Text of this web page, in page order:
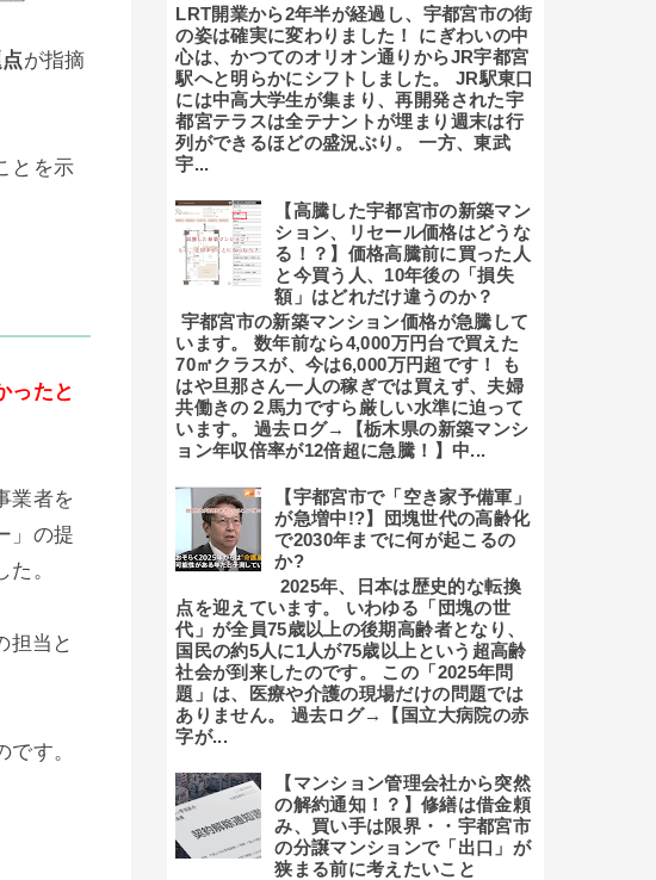
が指摘
とを示
ったと
業者を
」の提
。
担当と
す。
LRT開業から2年半が経過し、宇都宮市の街
の姿は確実に変わりました！ にぎわいの中
心は、かつてのオリオン通りからJR宇都宮
駅へと明らかにシフトしました。 JR駅東口
には中高大学生が集まり、再開発された宇
都宮テラスは全テナントが埋まり週末は行
列ができるほどの盛況ぶり。 一方、東武
宇...
【高騰した宇都宮市の新築マン
ション、リセール価格はどうな
る！？】価格高騰前に買った人
と今買う人、10年後の「損失
額」はどれだけ違うのか？
宇都宮市の新築マンション価格が急騰して
います。 数年前なら4,000万円台で買えた
70㎡クラスが、今は6,000万円超です！ も
はや旦那さん一人の稼ぎでは買えず、夫婦
共働きの２馬力ですら厳しい水準に迫って
います。 過去ログ→【栃木県の新築マンシ
ョン年収倍率が12倍超に急騰！】中...
【宇都宮市で「空き家予備軍」
が急増中!?】団塊世代の高齢化
で2030年までに何が起こるの
か?
2025年、日本は歴史的な転換
点を迎えています。 いわゆる「団塊の世
代」が全員75歳以上の後期高齢者となり、
国民の約5人に1人が75歳以上という超高齢
社会が到来したのです。 この「2025年問
題」は、医療や介護の現場だけの問題では
ありません。 過去ログ→【国立大病院の赤
字が...
【マンション管理会社から突然
の解約通知！？】修繕は借金頼
み、買い手は限界・・宇都宮市
の分譲マンションで「出口」が
狭まる前に考えたいこと